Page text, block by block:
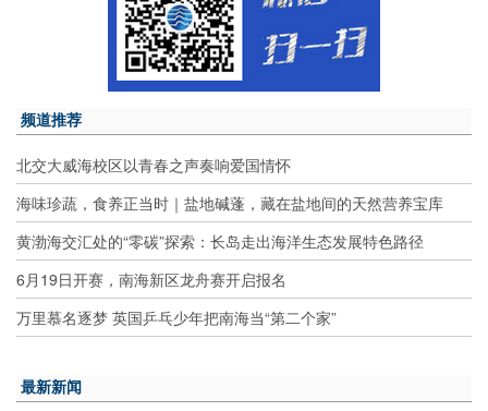
频道推荐
北交大威海校区以青春之声奏响爱国情怀
海味珍蔬，食养正当时｜盐地碱蓬，藏在盐地间的天然营养宝库
黄渤海交汇处的“零碳”探索：长岛走出海洋生态发展特色路径
6月19日开赛，南海新区龙舟赛开启报名
万里慕名逐梦 英国乒乓少年把南海当“第二个家”
最新新闻